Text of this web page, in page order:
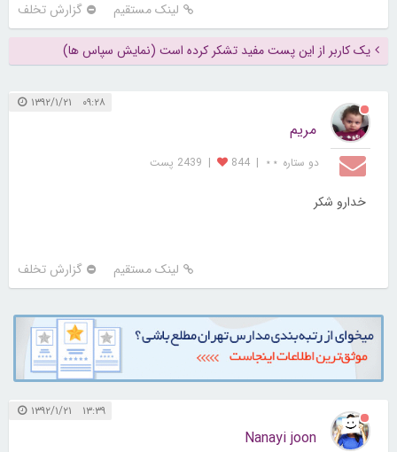
لینک مستقیم گزارش تخلف
یک کاربر از این پست مفید تشکر کرده است (نمایش سپاس ها)
۰۹:۲۸ ۱۳۹۲/۱/۲۱
مریم
دو ستاره ⋆⋆ |
844
| 2439 پست
خدارو شکر
لینک مستقیم گزارش تخلف
۱۳:۳۹ ۱۳۹۲/۱/۲۱
Nanayi joon